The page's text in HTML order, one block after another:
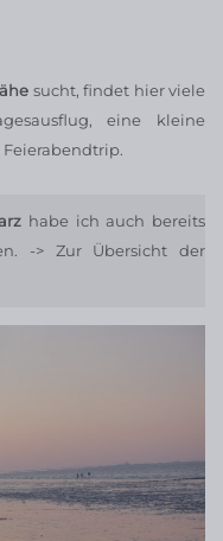
sucht, findet hier viele
eine kleine
habe ich auch bereits
-> Zur Übersicht der